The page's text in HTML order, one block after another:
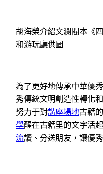
胡海榮介紹文瀾閣本《
和游玩廳供圖
為了更好地傳承中華優
秀傳統文明創造性轉化
努力于對講座場地古籍
學醒在古籍里的文字活
流讀、分送朋友，讓優